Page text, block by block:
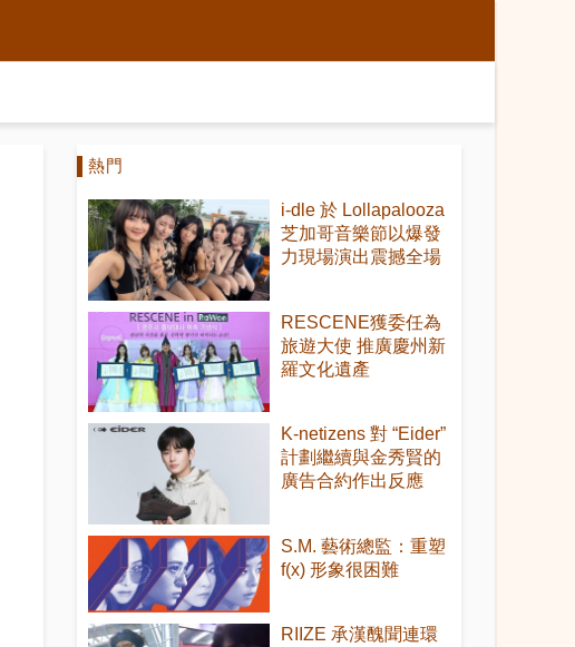
熱門
i-dle 於 Lollapalooza
芝加哥音樂節以爆發
力現場演出震撼全場
RESCENE獲委任為
旅遊大使 推廣慶州新
羅文化遺產
K-netizens 對 “Eider”
計劃繼續與金秀賢的
廣告合約作出反應
S.M. 藝術總監：重塑
f(x) 形象很困難
RIIZE 承漢醜聞連環